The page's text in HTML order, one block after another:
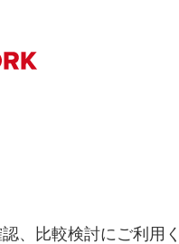
、比較検討にご利用く